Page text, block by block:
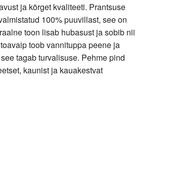
ja kõrget kvaliteeti. Prantsuse
100% puuvillast, see on
toon lisab hubasust ja sobib nii
toob vannituppa peene ja
tagab turvalisuse. Pehme pind
kaunist ja kauakestvat